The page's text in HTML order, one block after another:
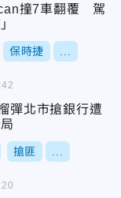
撞7車翻覆 駕
保時捷
彈北市搶銀行遭
搶匪